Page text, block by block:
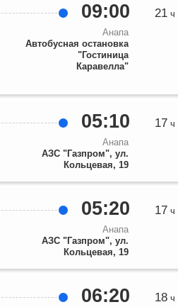
09:00
Анапа
Автобусная остановка
"Гостиница
Каравелла"
21 ч
05:10
Анапа
АЗС "Газпром", ул.
Кольцевая, 19
17 ч
05:20
Анапа
АЗС "Газпром", ул.
Кольцевая, 19
17 ч
06:20 18 ч